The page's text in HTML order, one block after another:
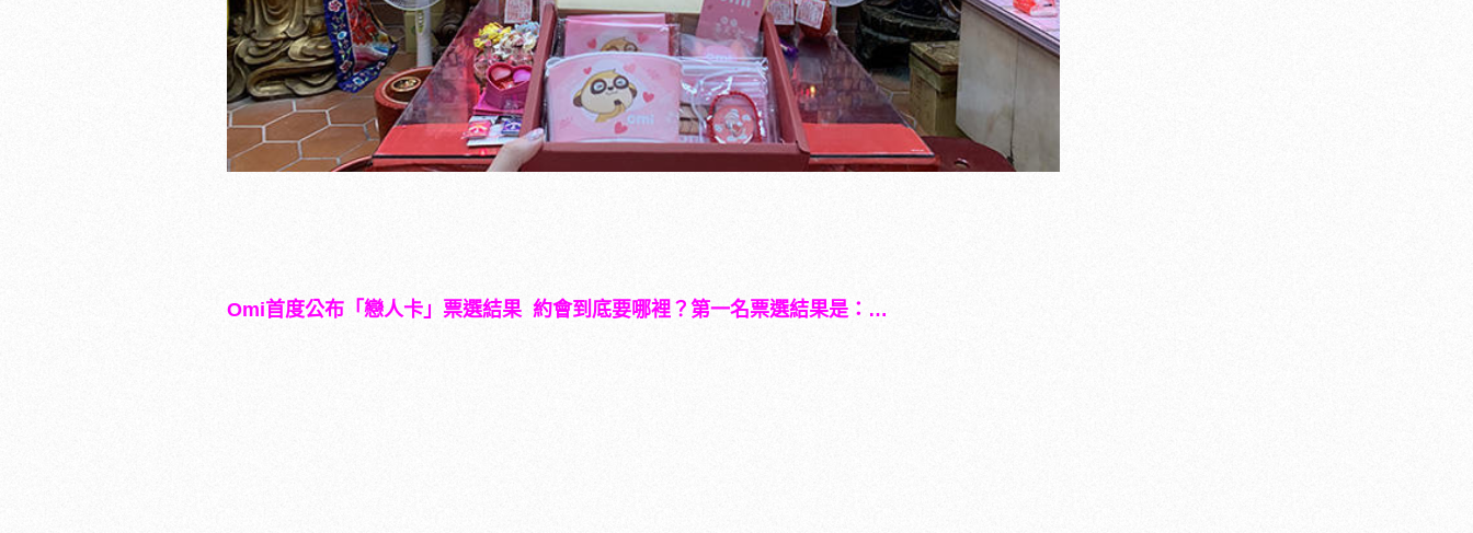
Omi首度公布「戀人卡」票選結果 約會到底要哪裡？第一名票選結果是： …